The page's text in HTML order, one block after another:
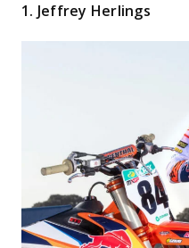
1. Jeffrey Herlings